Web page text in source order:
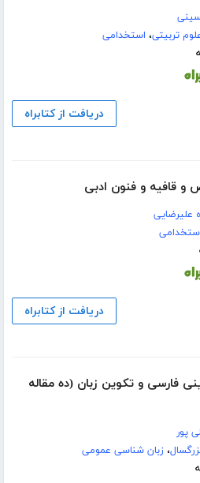
تربیتی، استخدامی
دریافت از کتابراه
و قافیه و فنون ادبی
علیرضایی
دریافت از کتابراه
فارسی و تکوین زبان (ده مقاله
پور
،زبان شناسی عمومی